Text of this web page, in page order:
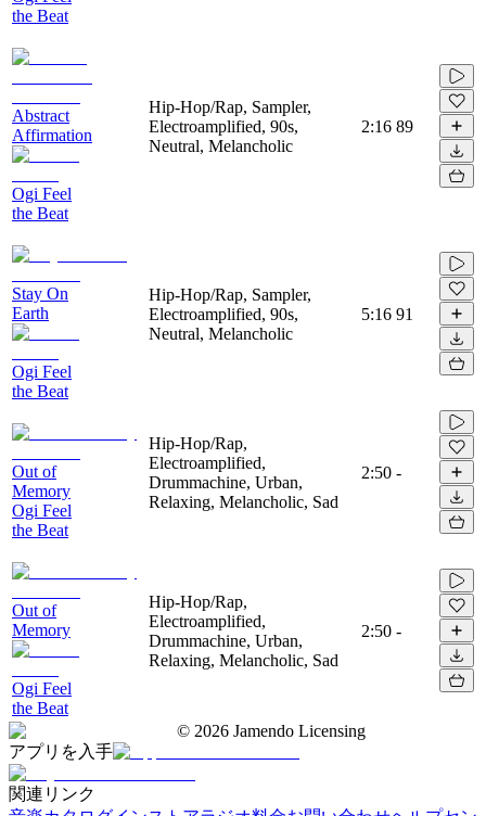
the Beat
Abstract
Affirmation
Ogi Feel
the Beat
Hip-Hop/Rap, Sampler,
Electroamplified, 90s,
Neutral, Melancholic
2:16 89
Stay On
Earth
Ogi Feel
the Beat
Hip-Hop/Rap, Sampler,
Electroamplified, 90s,
Neutral, Melancholic
5:16 91
Out of
Memory
Ogi Feel
the Beat
Hip-Hop/Rap,
Electroamplified,
Drummachine, Urban,
Relaxing, Melancholic, Sad
2:50 -
Out of
Memory
Ogi Feel
the Beat
Hip-Hop/Rap,
Electroamplified,
Drummachine, Urban,
Relaxing, Melancholic, Sad
2:50 -
© 2026 Jamendo Licensing
アプリを入手
関連リンク